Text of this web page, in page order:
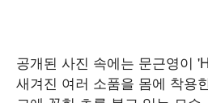
공개된 사진 속에는 문근영이
새겨진 여러 소품을 몸에 착용